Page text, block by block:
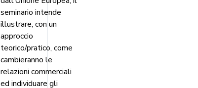
seminario intende
illustrare, con un
approccio
teorico/pratico, come
cambieranno le
relazioni commerciali
ed individuare gli